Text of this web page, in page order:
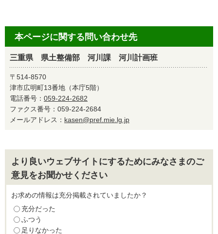
本ページに関する問い合わせ先
三重県 県土整備部 河川課 河川計画班
〒514-8570
津市広明町13番地（本庁5階）
電話番号： 059-224-2682
ファクス番号：059-224-2684
メールアドレス： kasen@pref.mie.lg.jp
より良いウェブサイトにするためにみなさまのご
意見をお聞かせください
お求めの情報は充分掲載されていましたか？
充分だった
ふつう
足りなかった